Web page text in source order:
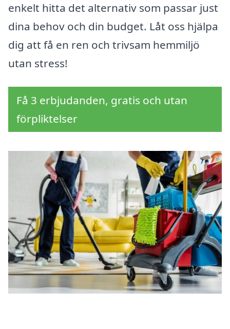
enkelt hitta det alternativ som passar just
dina behov och din budget. Låt oss hjälpa
dig att få en ren och trivsam hemmiljö
utan stress!
Få 3 erbjudanden, gratis och utan
förpliktelser